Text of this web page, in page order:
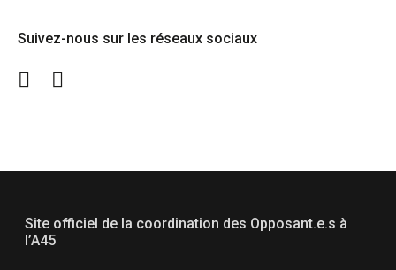
Suivez-nous sur les réseaux sociaux
Twitter
Site officiel de la coordination des Opposant.e.s à
l’A45